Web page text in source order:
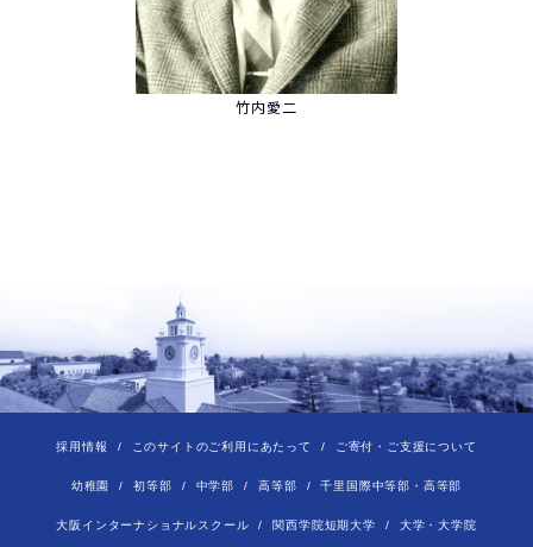
竹内愛二
採用情報 このサイトのご利用にあたって ご寄付・ご支援について
幼稚園 初等部 中学部 高等部 千里国際中等部・高等部
大阪インターナショナルスクール 関西学院短期大学 大学・大学院